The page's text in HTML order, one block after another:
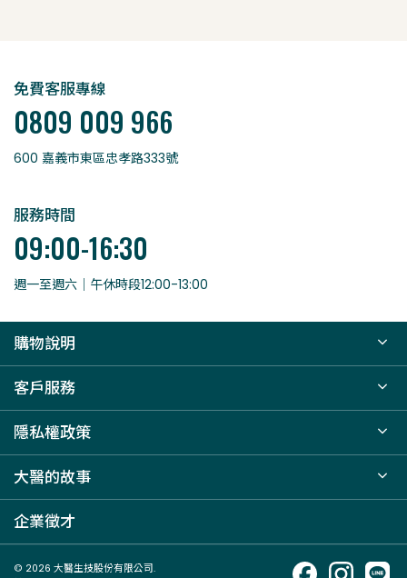
免費客服專線
0809 009 966
600 嘉義市東區忠孝路333號
服務時間
09:00-16:30
週一至週六｜午休時段12:00-13:00
購物說明
客戶服務
隱私權政策
大醫的故事
企業徵才
© 2026 大醫生技股份有限公司.